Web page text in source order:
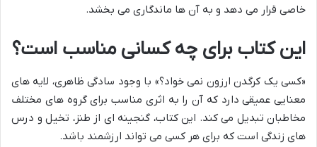
خاصی قرار می دهد و به آن ها ماندگاری می بخشد.
این کتاب برای چه کسانی مناسب است؟
«کسی یک کرگدن ارزون نمی خواد؟» با وجود سادگی ظاهری، لایه های
معنایی عمیقی دارد که آن را به اثری مناسب برای گروه های مختلف
مخاطبان تبدیل می کند. این کتاب، گنجینه ای از طنز، تخیل و درس
های زندگی است که برای هر کسی می تواند ارزشمند باشد.